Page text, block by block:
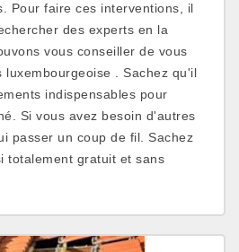
Pour faire ces interventions, il
des experts en la
vous conseiller de vous
. Sachez qu'il
indispensables pour
Si vous avez besoin d'autres
passer un coup de fil. Sachez
totalement gratuit et sans